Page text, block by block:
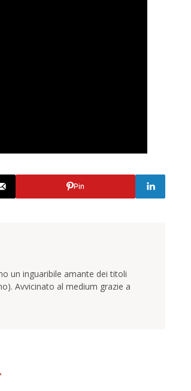
Pin
un inguaribile amante dei titoli
Avvicinato al medium grazie a